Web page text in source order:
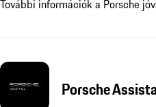
További információk a Porsche
Porsche